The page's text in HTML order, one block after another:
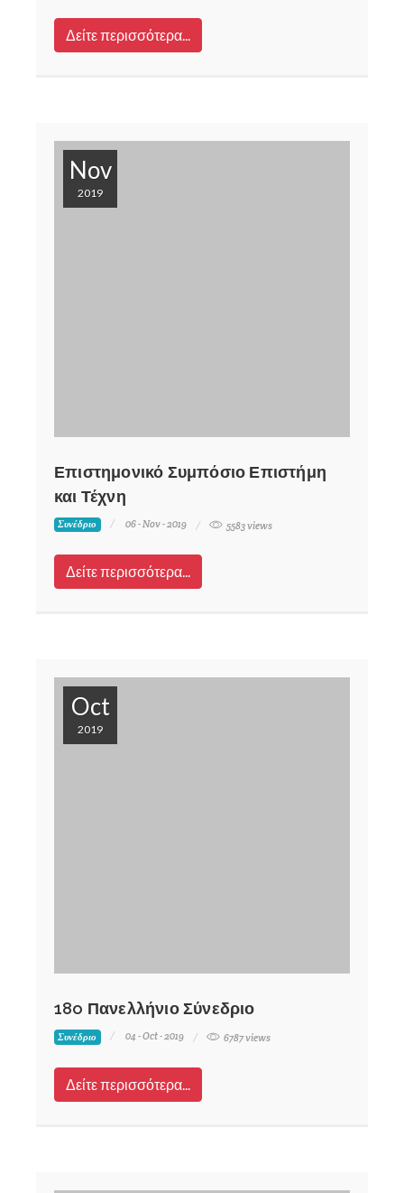
Δείτε περισσότερα...
Nov
2019
Επιστημονικό Συμπόσιο Επιστήμη
και Τέχνη
Συνέδριο 06 - Nov - 2019 5583 views
Δείτε περισσότερα...
Oct
2019
18o Πανελλήνιο Σύνεδριο
Συνέδριο 04 - Oct - 2019 6787 views
Δείτε περισσότερα...